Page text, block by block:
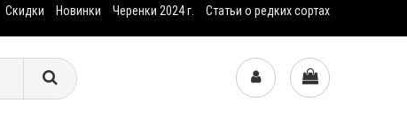
Скидки Новинки Черенки 2024 г. Статьи о редких сортах